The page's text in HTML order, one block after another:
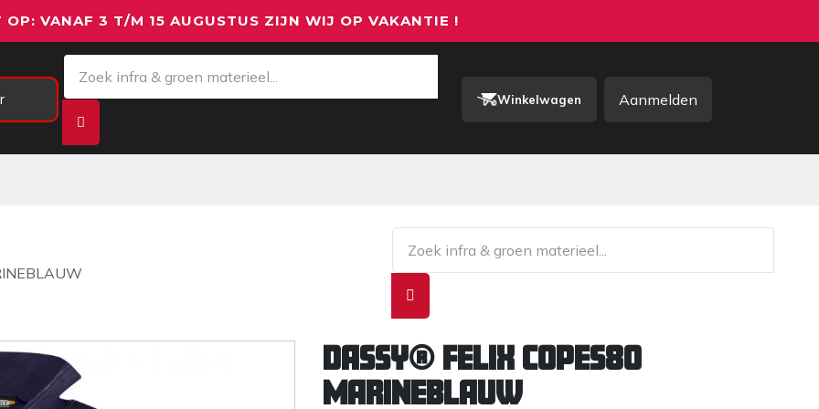
OP: VANAF 3 T/M 15 AUGUSTUS ZIJN WIJ OP VAKANTIE !
Winkelwagen Aanmelden
DASSY® Felix COPES80
MARINEBLAUW